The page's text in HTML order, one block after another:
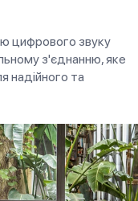
цифрового звуку
з'єднанню, яке
надійного та